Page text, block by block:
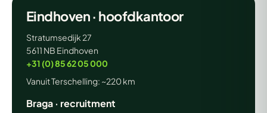
Eindhoven · hoofdkantoor
Stratumsedijk 27
5611 NB Eindhoven
+31 (0) 85 62 05 000
Vanuit Terschelling: ~220 km
Braga · recruitment